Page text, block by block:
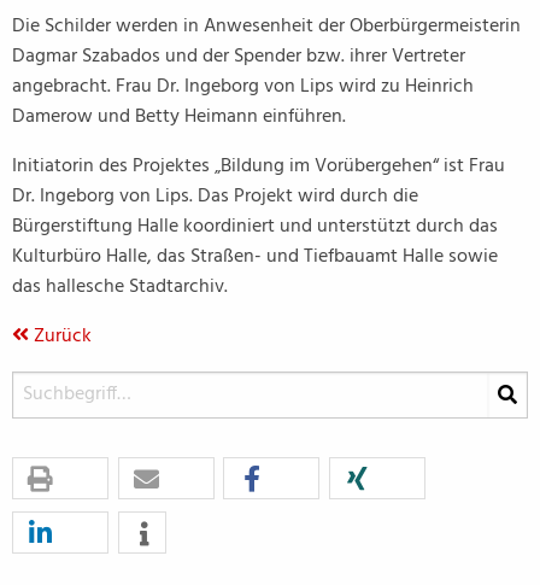
Die Schilder werden in Anwesenheit der Oberbürgermeisterin
Dagmar Szabados und der Spender bzw. ihrer Vertreter
angebracht. Frau Dr. Ingeborg von Lips wird zu Heinrich
Damerow und Betty Heimann einführen.
Initiatorin des Projektes „Bildung im Vorübergehen“ ist Frau
Dr. Ingeborg von Lips. Das Projekt wird durch die
Bürgerstiftung Halle koordiniert und unterstützt durch das
Kulturbüro Halle, das Straßen- und Tiefbauamt Halle sowie
das hallesche Stadtarchiv.
Zurück